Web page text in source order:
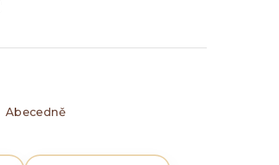
Abecedně